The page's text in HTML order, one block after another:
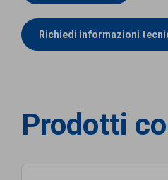
Richiedi informazioni
Prodotti